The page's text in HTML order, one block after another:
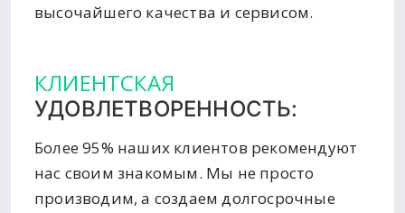
высочайшего качества и сервисом.
КЛИЕНТСКАЯ
УДОВЛЕТВОРЕННОСТЬ:
Более 95% наших клиентов рекомендуют
нас своим знакомым. Мы не просто
производим, а создаем долгосрочные